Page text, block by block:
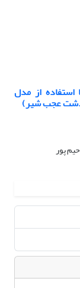
از مدل
پور